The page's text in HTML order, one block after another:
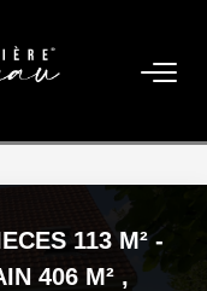
113 M² -
406 M² ,